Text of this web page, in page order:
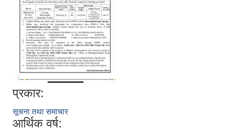
प्रकार:
सूचना तथा समाचार
आर्थिक वर्ष: